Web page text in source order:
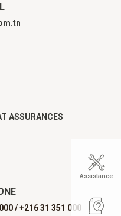
ASSURANCES
/ +216 31 351 000
Assistance